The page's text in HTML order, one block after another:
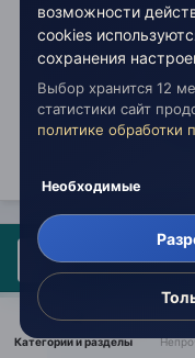
Встреча ISON со
произойдет
она будет
астероидов,
Гость Eva .
Опубликовано:
Цитата
Категории и разделы
возможности
cookies
сохранения
Выбор хранится 12
статистики сайт
политике обработки
Необходимые